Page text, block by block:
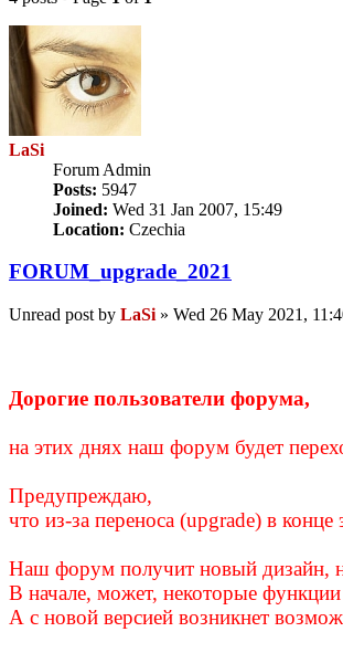
LaSi
Forum Admin
Posts: 5947
Joined: Wed 31 Jan 2007, 15:49
Location: Czechia
FORUM_upgrade_2021
Unread post by LaSi » Wed 26 May 2021,
Дорогие пользователи форума,
на этих днях наш форум будет
Предупреждаю,
что из-за переноса (upgrade) в
Наш форум получит новый дизайн,
В начале, может, некоторые
А с новой версией возникнет